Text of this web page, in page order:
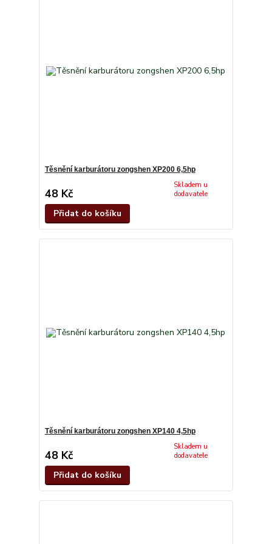
Těsnění karburátoru zongshen XP200 6,5hp
48 Kč
Skladem u
dodavatele
Přidat do košíku
Těsnění karburátoru zongshen XP140 4,5hp
48 Kč
Skladem u
dodavatele
Přidat do košíku